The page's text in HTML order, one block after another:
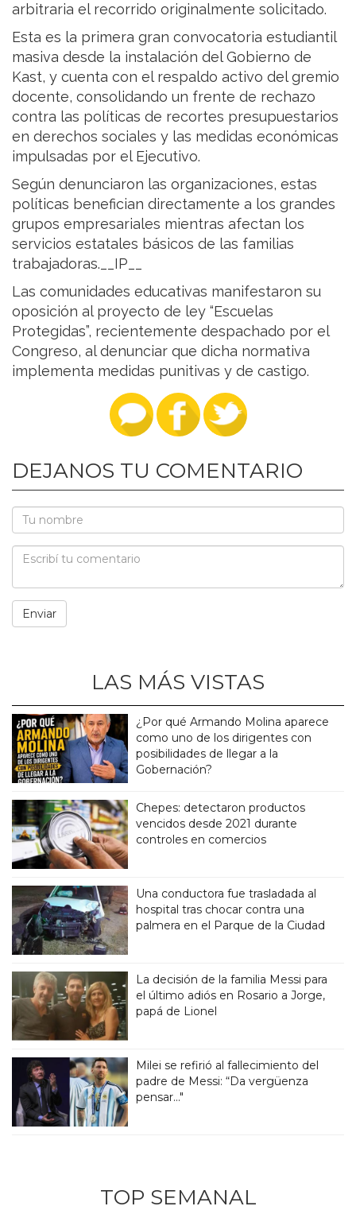
arbitraria el recorrido originalmente solicitado.
Esta es la primera gran convocatoria estudiantil
masiva desde la instalación del Gobierno de
Kast, y cuenta con el respaldo activo del gremio
docente, consolidando un frente de rechazo
contra las políticas de recortes presupuestarios
en derechos sociales y las medidas económicas
impulsadas por el Ejecutivo.
Según denunciaron las organizaciones, estas
políticas benefician directamente a los grandes
grupos empresariales mientras afectan los
servicios estatales básicos de las familias
trabajadoras.__IP__
Las comunidades educativas manifestaron su
oposición al proyecto de ley “Escuelas
Protegidas”, recientemente despachado por el
Congreso, al denunciar que dicha normativa
implementa medidas punitivas y de castigo.
DEJANOS TU COMENTARIO
LAS MÁS VISTAS
¿Por qué Armando Molina aparece
como uno de los dirigentes con
posibilidades de llegar a la
Gobernación?
Chepes: detectaron productos
vencidos desde 2021 durante
controles en comercios
Una conductora fue trasladada al
hospital tras chocar contra una
palmera en el Parque de la Ciudad
La decisión de la familia Messi para
el último adiós en Rosario a Jorge,
papá de Lionel
Milei se refirió al fallecimiento del
padre de Messi: “Da vergüenza
pensar..."
TOP SEMANAL